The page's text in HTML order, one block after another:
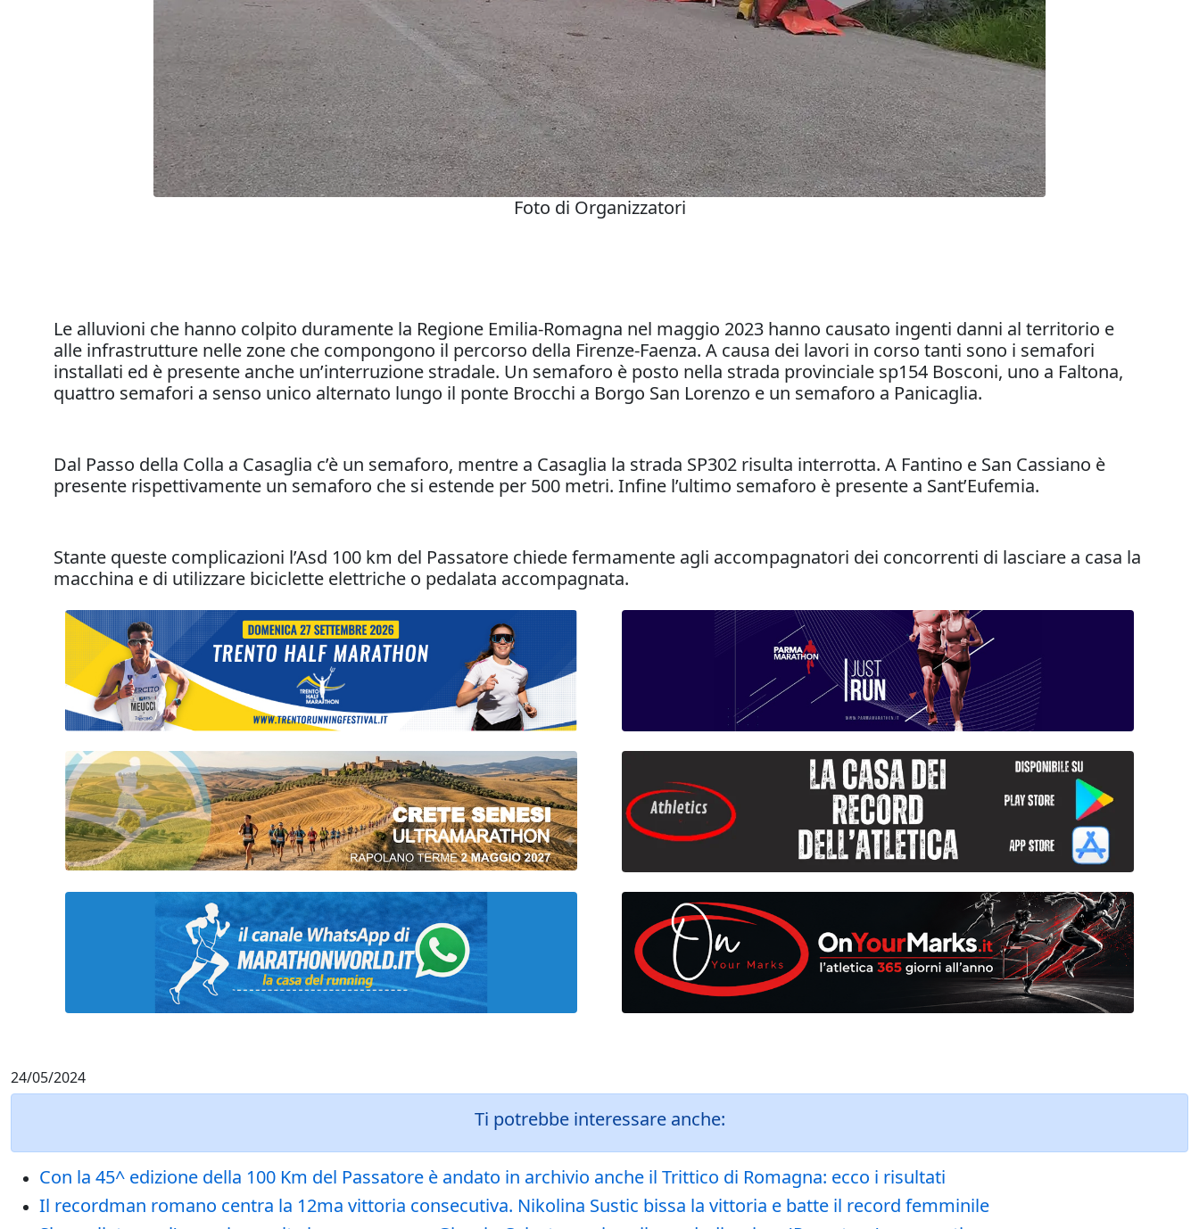
Foto di Organizzatori
Le alluvioni che hanno colpito duramente la Regione Emilia-Romagna nel maggio 2023 hanno causato ingenti danni al territorio e
alle infrastrutture nelle zone che compongono il percorso della Firenze-Faenza. A causa dei lavori in corso tanti sono i semafori
installati ed è presente anche un’interruzione stradale. Un semaforo è posto nella strada provinciale sp154 Bosconi, uno a Faltona,
quattro semafori a senso unico alternato lungo il ponte Brocchi a Borgo San Lorenzo e un semaforo a Panicaglia.
Dal Passo della Colla a Casaglia c’è un semaforo, mentre a Casaglia la strada SP302 risulta interrotta. A Fantino e San Cassiano è
presente rispettivamente un semaforo che si estende per 500 metri. Infine l’ultimo semaforo è presente a Sant’Eufemia.
Stante queste complicazioni l’Asd 100 km del Passatore chiede fermamente agli accompagnatori dei concorrenti di lasciare a casa la
macchina e di utilizzare biciclette elettriche o pedalata accompagnata.
24/05/2024
Ti potrebbe interessare anche:
Con la 45^ edizione della 100 Km del Passatore è andato in archivio anche il Trittico di Romagna: ecco i risultati
Il recordman romano centra la 12ma vittoria consecutiva. Nikolina Sustic bissa la vittoria e batte il record femminile